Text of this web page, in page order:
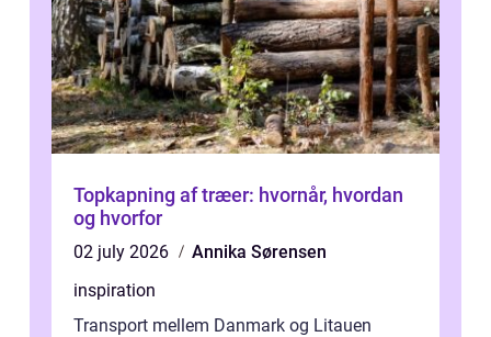
Topkapning af træer: hvornår, hvordan
og hvorfor
02 july 2026
Annika Sørensen
inspiration
Transport mellem Danmark og Litauen